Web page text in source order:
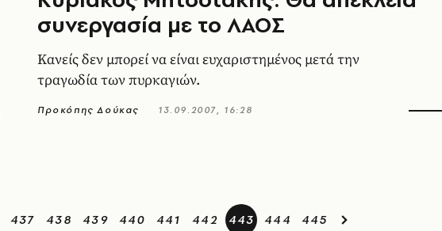
συνεργασία με το ΛAOΣ
Kανείς δεν μπορεί να είναι ευχαριστημένος μετά την
τραγωδία των πυρκαγιών.
Προκόπης Δούκας 13.09.2007, 16:28
437 438 439 440 441 442 443 444 445